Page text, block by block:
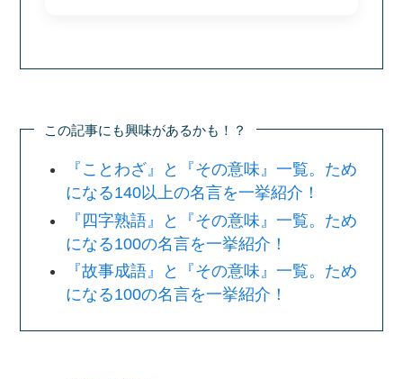
この記事にも興味があるかも！？
『ことわざ』と『その意味』一覧。ため
になる140以上の名言を一挙紹介！
『四字熟語』と『その意味』一覧。ため
になる100の名言を一挙紹介！
『故事成語』と『その意味』一覧。ため
になる100の名言を一挙紹介！